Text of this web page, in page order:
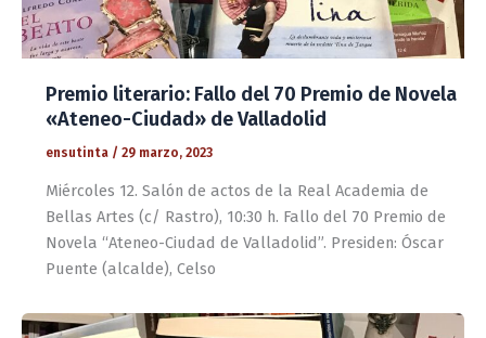
Premio literario: Fallo del 70 Premio de Novela
«Ateneo-Ciudad» de Valladolid
ensutinta / 29 marzo, 2023
Miércoles 12. Salón de actos de la Real Academia de
Bellas Artes (c/ Rastro), 10:30 h. Fallo del 70 Premio de
Novela “Ateneo-Ciudad de Valladolid”. Presiden: Óscar
Puente (alcalde), Celso